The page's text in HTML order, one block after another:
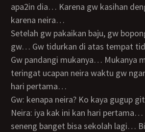
apa2in dia… Karena gw kasihan
karena neira…
Setelah gw pakaikan baju, gw bopong ke kamar hotel
gw… Gw tidurkan di atas tempat
Gw pandangi mukanya… Mukanya mirip neira… Jadi
teringat ucapan neira waktu gw
hari pertama…
Gw: kenapa neira? Ko kaya gugup
Neira: iya kak ini kan hari pertama… Tapi neira
seneng banget bisa sekolah lagi…